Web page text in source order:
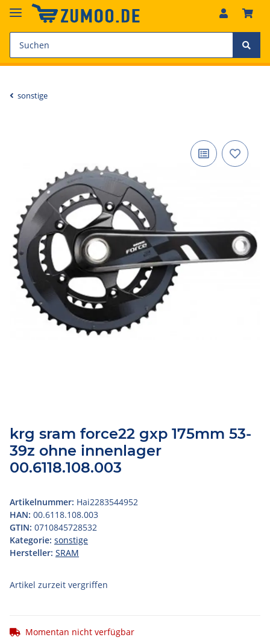
sonstige
krg sram force22 gxp 175mm 53-
39z ohne innenlager
00.6118.108.003
Artikelnummer: Hai2283544952
HAN: 00.6118.108.003
GTIN: 0710845728532
Kategorie: sonstige
Hersteller: SRAM
Artikel zurzeit vergriffen
Momentan nicht verfügbar